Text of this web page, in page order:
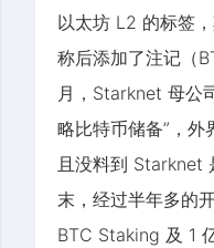
以太坊 L2 的标签
称后添加了注记（
月，Starknet 母公
略比特币储备”，外
且没料到 Starknet
末，经过半年多的
BTC Staking 及 1